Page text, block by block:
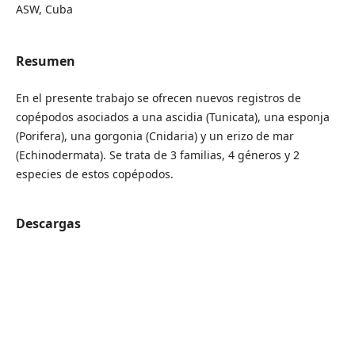
ASW, Cuba
Resumen
En el presente trabajo se ofrecen nuevos registros de
copépodos asociados a una ascidia (Tunicata), una esponja
(Porifera), una gorgonia (Cnidaria) y un erizo de mar
(Echinodermata). Se trata de 3 familias, 4 géneros y 2
especies de estos copépodos.
Descargas